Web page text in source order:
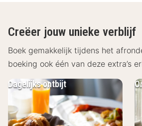
Nells Park Hotel ligt aan de rand
park Nells Park, op zo’n 10 minuten
centrum van Trier, een van de
Duitsland. Hier staan imposante
monumenten zoals de Porta Nigra,
basilieken en gezellige pleinen met
Het hotel ligt rustig en groen,
Creëer jouw unieke verblijf
Boek gemakkelijk tijdens het
boeking ook één van deze extra’s
Dagelijks ontbijt